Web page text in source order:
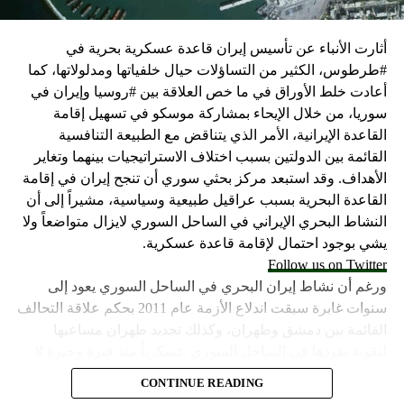
التسلح”.
وفي هذا السياق، قال الكاتب والباحث السياسي الفلسطيني
جمال زقوت في حديث لـ”سكاي نيوز عربية”:
حماس ليست عقبة في المفاوضات وأي حديث من هذا
القبيل تجني على الموقف الفلسطيني.
المعضلة الأساسية هي أن نتنياهو يعرض المجتمع
الإسرائيلي والمنطقة للخطر.
حماس وافقت على الإطار الرئيسي الذي قدمه جو بايدن
وقالت إنها وافقت على تصورات يوليو.
حماس تدرك أن وقف إطلاق النار مصلحة لفلسطين
والمنطقة.
حماس منذ ديسمبر قدمت لمصر رأيا يقول إنها مستعدة
أثارت الأنباء عن تأسيس إيران قاعدة عسكرية بحرية في
#طرطوس، الكثير من التساؤلات حيال خلفياتها ومدلولاتها، كما
أعادت خلط الأوراق في ما خص العلاقة بين #روسيا وإيران في
سوريا، من خلال الإيحاء بمشاركة موسكو في تسهيل إقامة
القاعدة الإيرانية، الأمر الذي يتناقض مع الطبيعة التنافسية
القائمة بين الدولتين بسبب اختلاف الاستراتيجيات بينهما وتغاير
الأهداف. وقد استبعد مركز بحثي سوري أن تنجح إيران في إقامة
القاعدة البحرية بسبب عراقيل طبيعية وسياسية، مشيراً إلى أن
النشاط البحري الإيراني في الساحل السوري لايزال متواضعاً ولا
يشي بوجود احتمال لإقامة قاعدة عسكرية.
Follow us on Twitter
ورغم أن نشاط إيران البحري في الساحل السوري يعود إلى
سنوات غابرة سبقت اندلاع الأزمة عام 2011 بحكم علاقة التحالف
تتعدى العام، إلا أن بعض وسائل الإعلام السورية المعارضة تحدث
أخيراً عن إنهاء طهران تأسيس القاعدة في طرطوس. وقال
CONTINUE READING